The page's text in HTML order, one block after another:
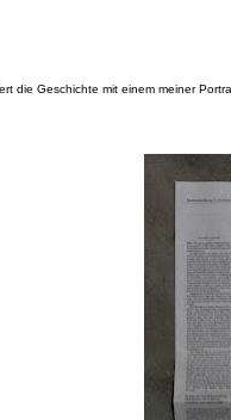
die Geschichte mit einem meiner